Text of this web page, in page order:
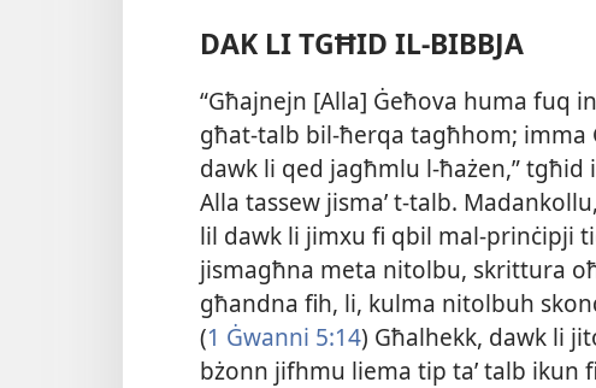
DAK LI TGĦID IL-BIBBJA
“Għajnejn [Alla] Ġeħova huma fuq
għat-​talb bil-​ħerqa tagħhom;
dawk li qed jagħmlu l-​ħażen,” tgħid
Alla tassew jismaʼ t-​talb.
lil dawk li jimxu fi qbil mal-​prinċipji
jismagħna meta nitolbu, skrittura
għandna fih, li, kulma nitolbuh
(1 Ġwanni 5:14) Għalhekk, dawk li
bżonn jifhmu liema tip taʼ talb ikun